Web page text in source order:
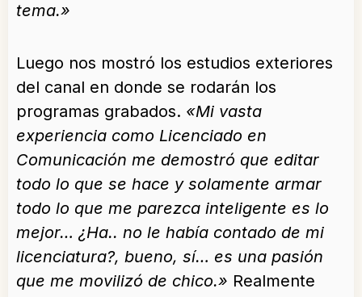
tema.»
Luego nos mostró los estudios exteriores
del canal en donde se rodarán los
programas grabados. «Mi vasta
experiencia como Licenciado en
Comunicación me demostró que editar
todo lo que se hace y solamente armar
todo lo que me parezca inteligente es lo
mejor… ¿Ha.. no le había contado de mi
licenciatura?, bueno, sí… es una pasión
que me movilizó de chico.» Realmente